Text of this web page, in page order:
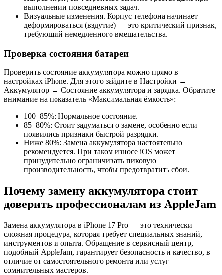
выполнении повседневных задач.
Визуальные изменения. Корпус телефона начинает
деформироваться (вздутие) — это критический признак,
требующий немедленного вмешательства.
Проверка состояния батареи
Проверить состояние аккумулятора можно прямо в
настройках iPhone. Для этого зайдите в Настройки →
Аккумулятор → Состояние аккумулятора и зарядка. Обратите
внимание на показатель «Максимальная ёмкость»:
100–85%: Нормальное состояние.
85–80%: Стоит задуматься о замене, особенно если
появились признаки быстрой разрядки.
Ниже 80%: Замена аккумулятора настоятельно
рекомендуется. При таком износе iOS может
принудительно ограничивать пиковую
производительность, чтобы предотвратить сбои.
Почему замену аккумулятора стоит
доверить профессионалам из AppleJam
Замена аккумулятора в iPhone 17 Pro — это технически
сложная процедура, которая требует специальных знаний,
инструментов и опыта. Обращение в сервисный центр,
подобный AppleJam, гарантирует безопасность и качество, в
отличие от самостоятельного ремонта или услуг
сомнительных мастеров.